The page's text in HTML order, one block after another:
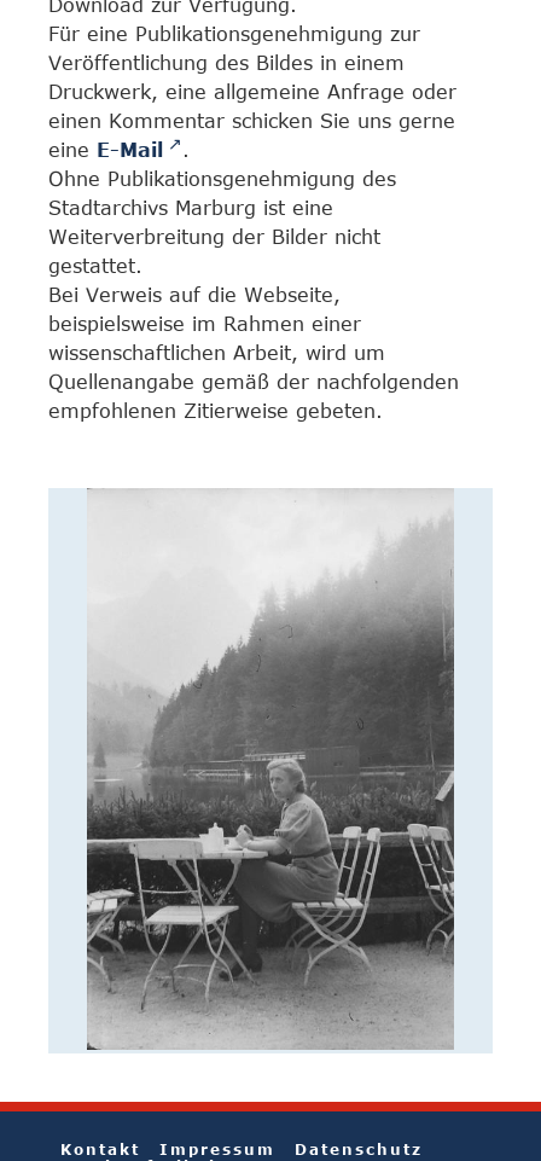
Download zur Verfügung.
Für eine Publikationsgenehmigung zur
Veröffentlichung des Bildes in einem
Druckwerk, eine allgemeine Anfrage oder
einen Kommentar schicken Sie uns gerne
eine E-Mail
.
Ohne Publikationsgenehmigung des
Stadtarchivs Marburg ist eine
Weiterverbreitung der Bilder nicht
gestattet.
Bei Verweis auf die Webseite,
beispielsweise im Rahmen einer
wissenschaftlichen Arbeit, wird um
Quellenangabe gemäß der nachfolgenden
empfohlenen Zitierweise gebeten.
Kontakt Impressum
Datenschutz